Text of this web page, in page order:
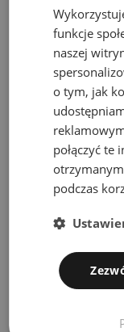
31 gru 2015
KRYNICA
ZADZWOŃ
Krynica Morska
Krynica Morska,
noclegi po
White...
Continue Reading
funkcje
naszej
o tym, jak
połączyć te
podczas